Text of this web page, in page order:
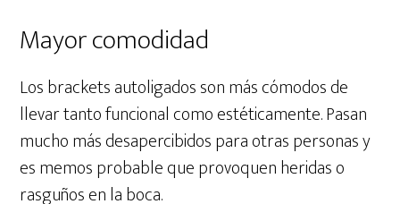
Mayor comodidad
Los brackets autoligados son más cómodos de
llevar tanto funcional como estéticamente. Pasan
mucho más desapercibidos para otras personas y
es memos probable que provoquen heridas o
rasguños en la boca.